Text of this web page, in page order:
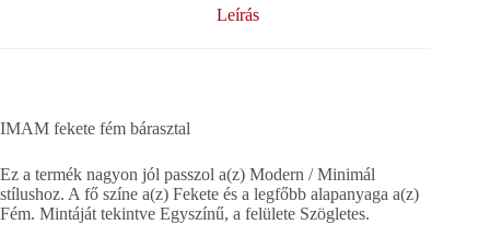
Leírás
IMAM fekete fém bárasztal
Ez a termék nagyon jól passzol a(z) Modern / Minimál
stílushoz. A fő színe a(z) Fekete és a legfőbb alapanyaga a(z)
Fém. Mintáját tekintve Egyszínű, a felülete Szögletes.